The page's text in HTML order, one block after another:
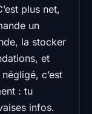
plus net,
un
la stocker
et
c’est
: tu
infos.